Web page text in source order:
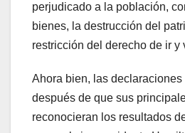
perjudicado a la población,
bienes, la destrucción del
restricción del derecho de ir y
Ahora bien, las
después de que sus
reconocieran los resultados